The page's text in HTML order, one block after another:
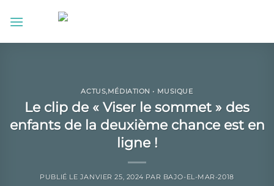
au
ACTUS,MÉDIATION • MUSIQUE
Le clip de « Viser le sommet » des
enfants de la deuxième chance est en
ligne !
PUBLIÉ LE JANVIER 25, 2024 PAR BAJO-EL-MAR-2018